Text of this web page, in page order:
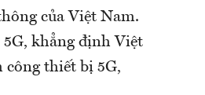
của Việt Nam.
khẳng định Việt
công thiết bị 5G,